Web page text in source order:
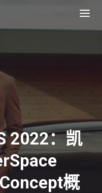
2022：凯
概